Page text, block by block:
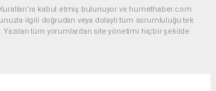
kabul etmiş bulunuyor ve hurnethaber.com
ilgili doğrudan veya dolaylı tüm sorumluluğu tek
Yazılan tüm yorumlardan site yönetimi hiçbir şekilde